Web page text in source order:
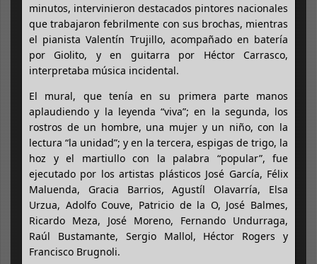
minutos, intervinieron destacados pintores nacionales
que trabajaron febrilmente con sus brochas, mientras
el pianista Valentín Trujillo, acompañado en batería
por Giolito, y en guitarra por Héctor Carrasco,
interpretaba música incidental.
El mural, que tenía en su primera parte manos
aplaudiendo y la leyenda “viva”; en la segunda, los
rostros de un hombre, una mujer y un niño, con la
lectura “la unidad”; y en la tercera, espigas de trigo, la
hoz y el martiullo con la palabra “popular”, fue
ejecutado por los artistas plásticos José García, Félix
Maluenda, Gracia Barrios, Agustíl Olavarría, Elsa
Urzua, Adolfo Couve, Patricio de la O, José Balmes,
Ricardo Meza, José Moreno, Fernando Undurraga,
Raúl Bustamante, Sergio Mallol, Héctor Rogers y
Francisco Brugnoli.